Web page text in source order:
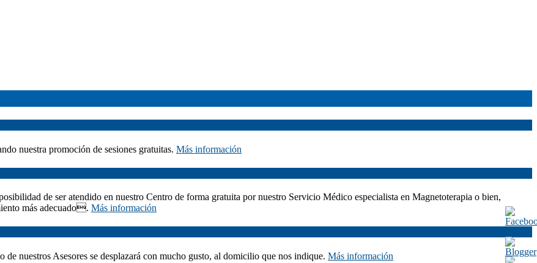
nuestra promoción de sesiones gratuitas. Más información
de ser atendido en nuestro Centro de forma gratuita por nuestro Servicio Médico especialista en Magnetoterapia o bien,
más adecuado. Más información
nuestros Asesores se desplazará con mucho gusto, al domicilio que nos indique. Más información